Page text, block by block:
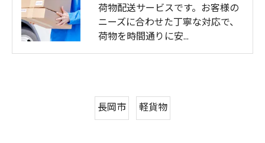
荷物配送サービスです。お客様の
ニーズに合わせた丁寧な対応で、
荷物を時間通りに安…
長岡市 軽貨物